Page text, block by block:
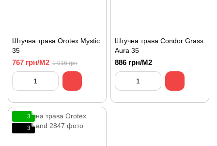
Штучна трава Orotex Mystic
35
767 грн/М2 1 016 грн
Штучна трава Condor Grass
Aura 35
886 грн/М2
3
3